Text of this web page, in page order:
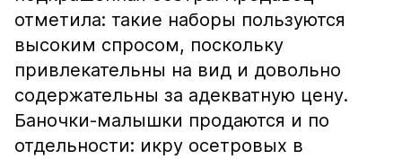
отметила: такие наборы пользуются
высоким спросом, поскольку
привлекательны на вид и довольно
содержательны за адекватную цену.
Баночки-малышки продаются и по
отдельности: икру осетровых в